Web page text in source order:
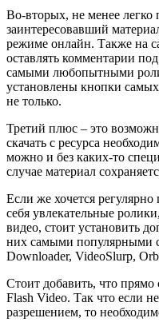
Во-вторых, не менее легко
заинтересовавший
режиме онлайн. Также на
оставлять комментарии
самыми любопытными
установлены кнопки
не только.
Третий плюс – это
скачать с ресурса
можно и без каких-то
случае материал
Если же хочется регулярно
себя увлекательные
видео, стоит установить
них самыми популярными
Downloader, VideoSlurp,
Стоит добавить, что прямо
Flash Video. Так что если
разрешением, то